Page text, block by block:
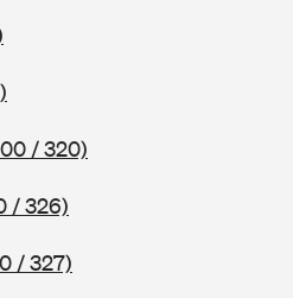
/ 320)
/ 326)
/ 327)